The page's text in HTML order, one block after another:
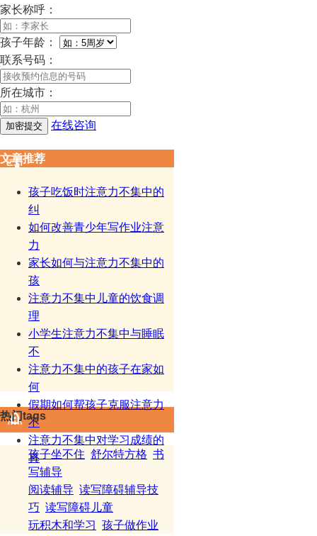
家长称呼：
孩子年龄：
联系号码：
所在城市：
在线咨询
文章推荐
孩子吃饭时注意力不集中的
纠
如何改善青少年写作业注意
力
家长如何与注意力不集中的
孩
注意力不集中儿童的饮食调
理
小学生注意力不集中与睡眠
不
注意力不集中的孩子在家如
何
假期如何帮孩子克服注意力
不
注意力不集中对学习成绩的
真
热门tags
孩子坐不住 舒尔特方格 书
写辅导
阅读辅导 读写障碍辅导技
巧 读写障碍儿童
玩积木和学习 孩子做作业